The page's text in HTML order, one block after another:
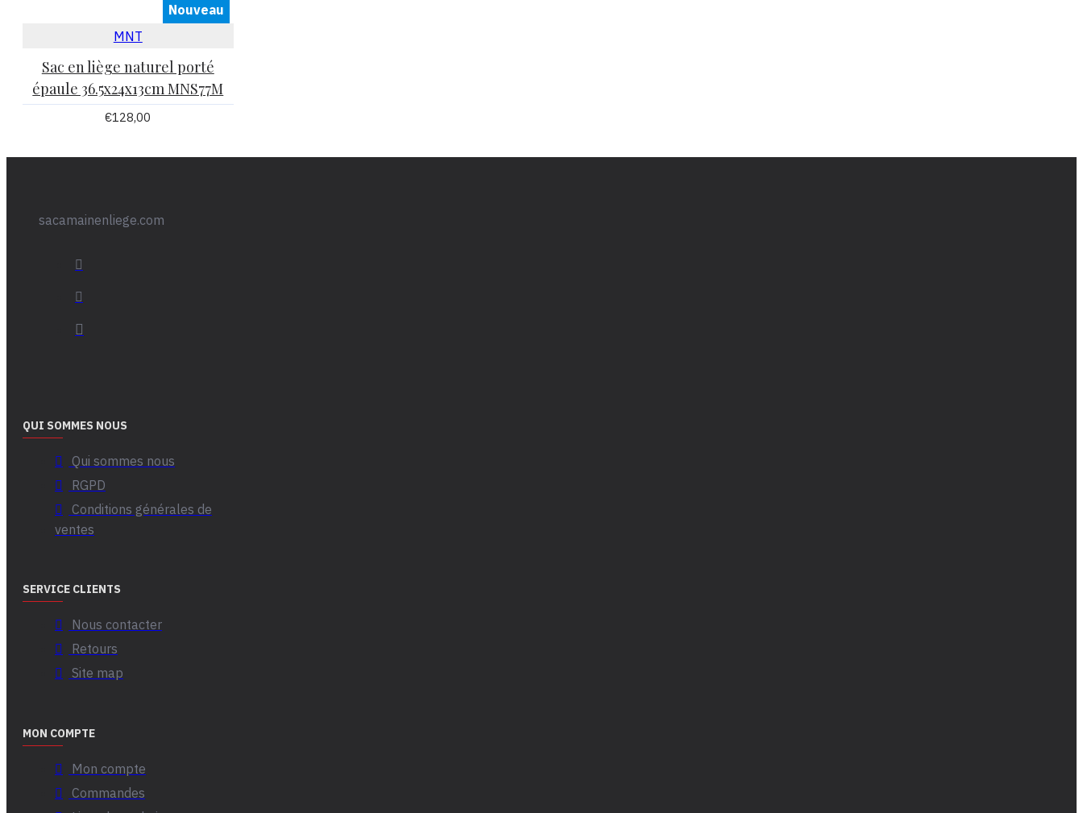
Nouveau
MNT
Sac en liège naturel porté
épaule 36.5x24x13cm MNS77M
€128,00
sacamainenliege.com
QUI SOMMES NOUS
Qui sommes nous
RGPD
Conditions générales de
ventes
SERVICE CLIENTS
Nous contacter
Retours
Site map
MON COMPTE
Mon compte
Commandes